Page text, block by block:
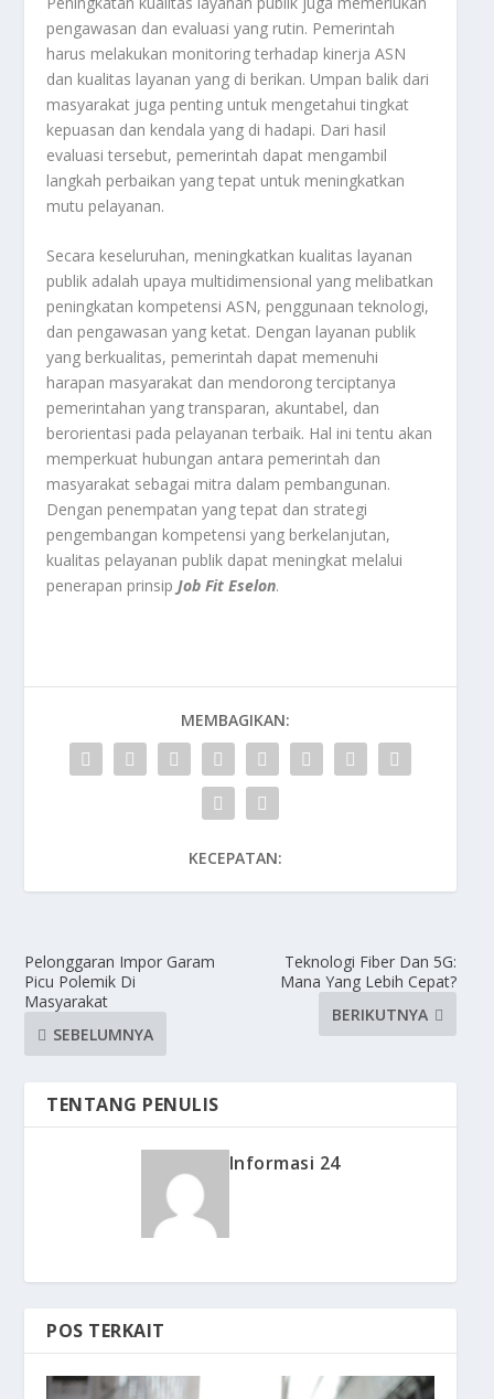
pengawasan dan evaluasi yang rutin. Pemerintah
harus melakukan monitoring terhadap kinerja ASN
dan kualitas layanan yang di berikan. Umpan balik dari
masyarakat juga penting untuk mengetahui tingkat
kepuasan dan kendala yang di hadapi. Dari hasil
evaluasi tersebut, pemerintah dapat mengambil
langkah perbaikan yang tepat untuk meningkatkan
mutu pelayanan.
Secara keseluruhan, meningkatkan kualitas layanan
publik adalah upaya multidimensional yang melibatkan
peningkatan kompetensi ASN, penggunaan teknologi,
dan pengawasan yang ketat. Dengan layanan publik
yang berkualitas, pemerintah dapat memenuhi
harapan masyarakat dan mendorong terciptanya
pemerintahan yang transparan, akuntabel, dan
berorientasi pada pelayanan terbaik. Hal ini tentu akan
memperkuat hubungan antara pemerintah dan
masyarakat sebagai mitra dalam pembangunan.
Dengan penempatan yang tepat dan strategi
pengembangan kompetensi yang berkelanjutan,
kualitas pelayanan publik dapat meningkat melalui
penerapan prinsipJob Fit Eselon.
MEMBAGIKAN:
KECEPATAN:
Pelonggaran Impor Garam
Picu Polemik Di
Masyarakat
SEBELUMNYA
Teknologi Fiber Dan 5G:
Mana Yang Lebih Cepat?
BERIKUTNYA
TENTANG PENULIS
Informasi 24
POS TERKAIT